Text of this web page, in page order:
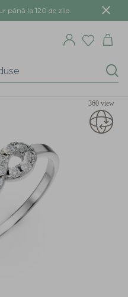
până la 120 de zile.
360 view